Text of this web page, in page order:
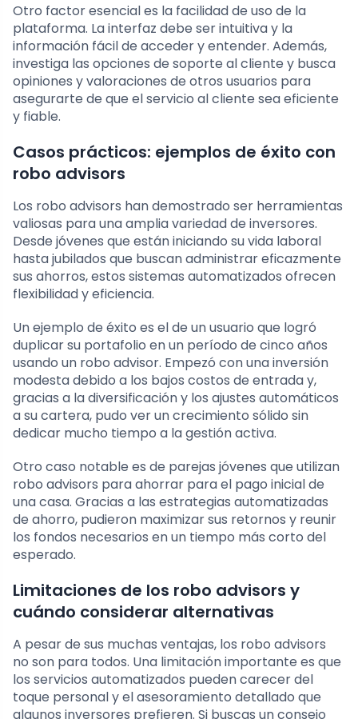
Otro factor esencial es la facilidad de uso de la
plataforma. La interfaz debe ser intuitiva y la
información fácil de acceder y entender. Además,
investiga las opciones de soporte al cliente y busca
opiniones y valoraciones de otros usuarios para
asegurarte de que el servicio al cliente sea eficiente
y fiable.
Casos prácticos: ejemplos de éxito con
robo advisors
Los robo advisors han demostrado ser herramientas
valiosas para una amplia variedad de inversores.
Desde jóvenes que están iniciando su vida laboral
hasta jubilados que buscan administrar eficazmente
sus ahorros, estos sistemas automatizados ofrecen
flexibilidad y eficiencia.
Un ejemplo de éxito es el de un usuario que logró
duplicar su portafolio en un período de cinco años
usando un robo advisor. Empezó con una inversión
modesta debido a los bajos costos de entrada y,
gracias a la diversificación y los ajustes automáticos
a su cartera, pudo ver un crecimiento sólido sin
dedicar mucho tiempo a la gestión activa.
Otro caso notable es de parejas jóvenes que utilizan
robo advisors para ahorrar para el pago inicial de
una casa. Gracias a las estrategias automatizadas
de ahorro, pudieron maximizar sus retornos y reunir
los fondos necesarios en un tiempo más corto del
esperado.
Limitaciones de los robo advisors y
cuándo considerar alternativas
A pesar de sus muchas ventajas, los robo advisors
no son para todos. Una limitación importante es que
los servicios automatizados pueden carecer del
toque personal y el asesoramiento detallado que
algunos inversores prefieren. Si buscas un consejo